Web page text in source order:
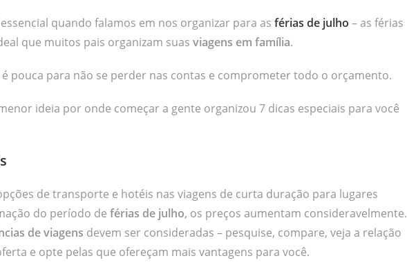
quando falamos em nos organizar para as férias de julho – as férias
que muitos pais organizam suas viagens em família.
pouca para não se perder nas contas e comprometer todo o orçamento.
ideia por onde começar a gente organizou 7 dicas especiais para você
de transporte e hotéis nas viagens de curta duração para lugares
do período de férias de julho, os preços aumentam consideravelmente.
de viagens devem ser consideradas – pesquise, compare, veja a relação
e opte pelas que ofereçam mais vantagens para você.